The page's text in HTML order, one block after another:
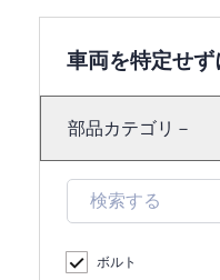
車両を特定せ
部品カテゴリ－
ボルト